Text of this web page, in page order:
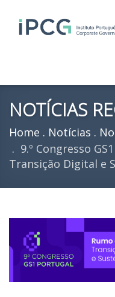
NOTÍCIAS
Home Notícias
9.º Congresso
Transição Digital e